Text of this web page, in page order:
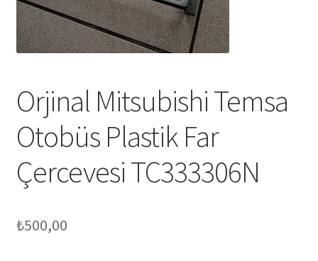
Orjinal Mitsubishi Temsa
Otobüs Plastik Far
Çercevesi TC333306N
₺500,00